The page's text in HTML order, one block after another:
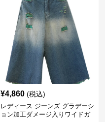
¥4,860 (税込)
レディース ジーンズ グラデーシ
ョン加工ダメージ入りワイドガ